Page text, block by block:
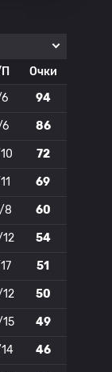
Очки
94
86
72
69
8 60
54
51
50
49
46